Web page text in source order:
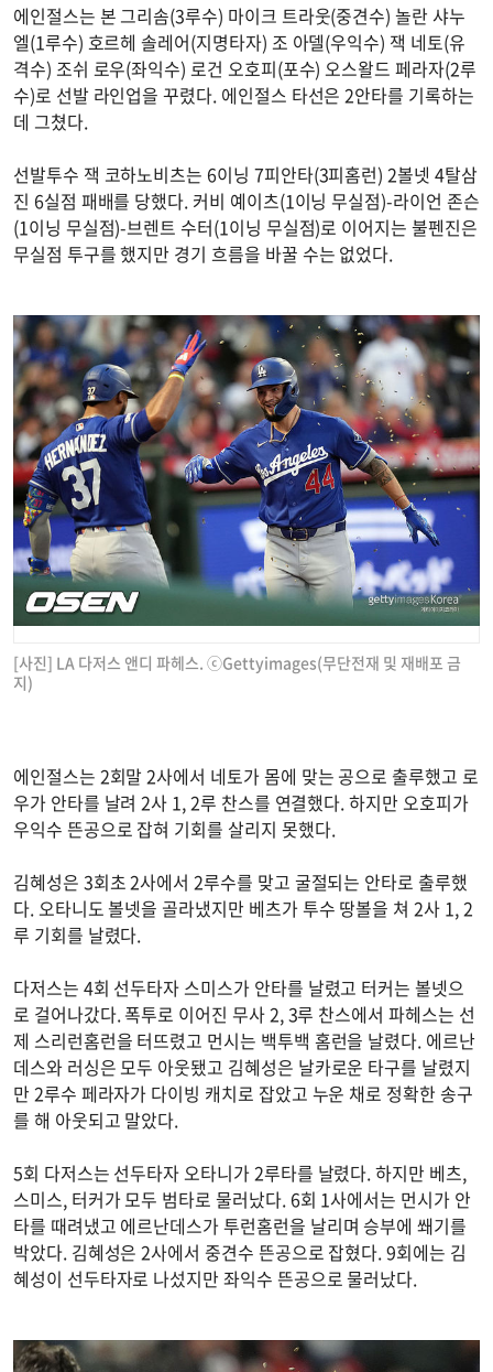
에인절스는 본 그리솜(3루수) 마이크 트라웃(중견수) 놀란 샤누
엘(1루수) 호르헤 솔레어(지명타자) 조 아델(우익수) 잭 네토(유
격수) 조쉬 로우(좌익수) 로건 오호피(포수) 오스왈드 페라자(2루
수)로 선발 라인업을 꾸렸다. 에인절스 타선은 2안타를 기록하는
데 그쳤다.
선발투수 잭 코하노비츠는 6이닝 7피안타(3피홈런) 2볼넷 4탈삼
진 6실점 패배를 당했다. 커비 예이츠(1이닝 무실점)-라이언 존슨
(1이닝 무실점)-브렌트 수터(1이닝 무실점)로 이어지는 불펜진은
무실점 투구를 했지만 경기 흐름을 바꿀 수는 없었다.
[사진] LA 다저스 앤디 파헤스. ⓒGettyimages(무단전재 및 재배포 금
지)
에인절스는 2회말 2사에서 네토가 몸에 맞는 공으로 출루했고 로
우가 안타를 날려 2사 1, 2루 찬스를 연결했다. 하지만 오호피가
우익수 뜬공으로 잡혀 기회를 살리지 못했다.
김혜성은 3회초 2사에서 2루수를 맞고 굴절되는 안타로 출루했
다. 오타니도 볼넷을 골라냈지만 베츠가 투수 땅볼을 쳐 2사 1, 2
루 기회를 날렸다.
다저스는 4회 선두타자 스미스가 안타를 날렸고 터커는 볼넷으
로 걸어나갔다. 폭투로 이어진 무사 2, 3루 찬스에서 파헤스는 선
제 스리런홈런을 터뜨렸고 먼시는 백투백 홈런을 날렸다. 에르난
데스와 러싱은 모두 아웃됐고 김혜성은 날카로운 타구를 날렸지
만 2루수 페라자가 다이빙 캐치로 잡았고 누운 채로 정확한 송구
를 해 아웃되고 말았다.
5회 다저스는 선두타자 오타니가 2루타를 날렸다. 하지만 베츠,
스미스, 터커가 모두 범타로 물러났다. 6회 1사에서는 먼시가 안
타를 때려냈고 에르난데스가 투런홈런을 날리며 승부에 쐐기를
박았다. 김혜성은 2사에서 중견수 뜬공으로 잡혔다. 9회에는 김
혜성이 선두타자로 나섰지만 좌익수 뜬공으로 물러났다.